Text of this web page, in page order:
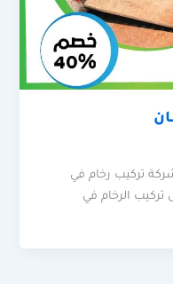
تركيب رخام في
الرخام في